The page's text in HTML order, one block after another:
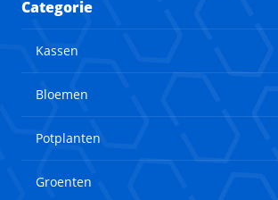
Categorie
Kassen
Bloemen
Potplanten
Groenten